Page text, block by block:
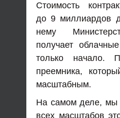
Стоимость
до 9 миллиардов
нему
получает
только начало.
преемника,
масштабным.
На самом деле, мы
всех масштабов